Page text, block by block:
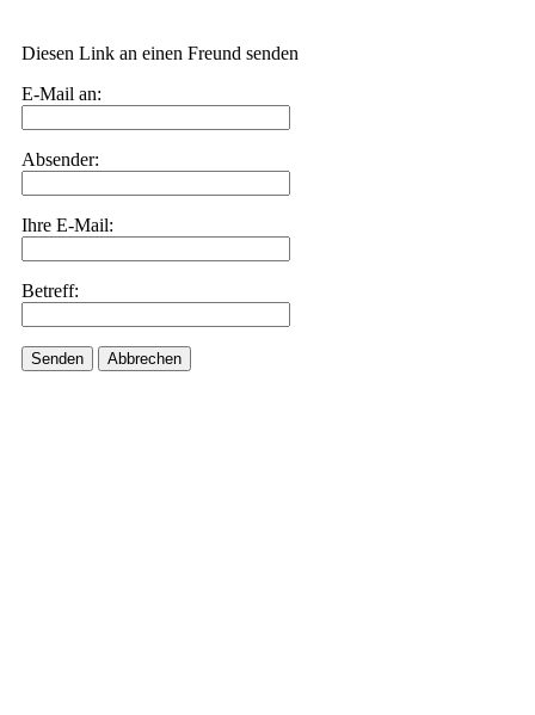
Diesen Link an einen Freund senden
E-Mail an:
Absender:
Ihre E-Mail:
Betreff:
Senden Abbrechen